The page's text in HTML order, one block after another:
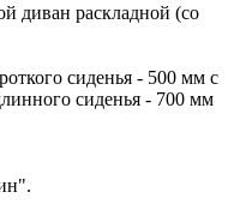
диван раскладной (со
сиденья - 500 мм с
сиденья - 700 мм